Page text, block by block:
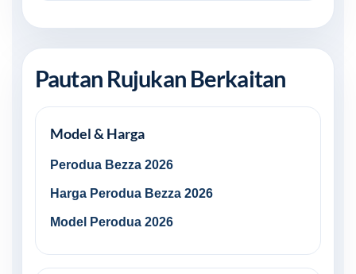
Pautan Rujukan Berkaitan
Model & Harga
Perodua Bezza 2026
Harga Perodua Bezza 2026
Model Perodua 2026